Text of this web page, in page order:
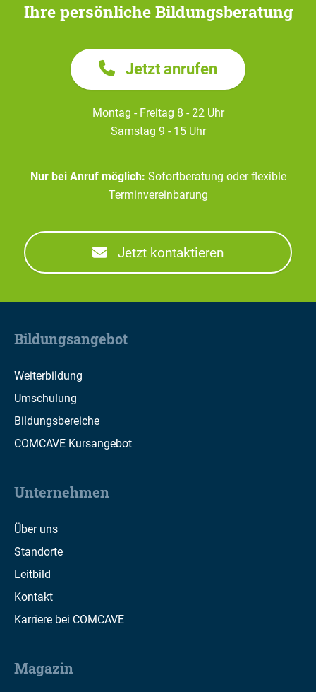
Ihre persönliche Bildungsberatung
Jetzt anrufen
Montag - Freitag 8 - 22 Uhr
Samstag 9 - 15 Uhr
Nur bei Anruf möglich: Sofortberatung oder flexible
Terminvereinbarung
Jetzt kontaktieren
Bildungsangebot
Weiterbildung
Umschulung
Bildungsbereiche
COMCAVE Kursangebot
Unternehmen
Über uns
Standorte
Leitbild
Kontakt
Karriere bei COMCAVE
Magazin